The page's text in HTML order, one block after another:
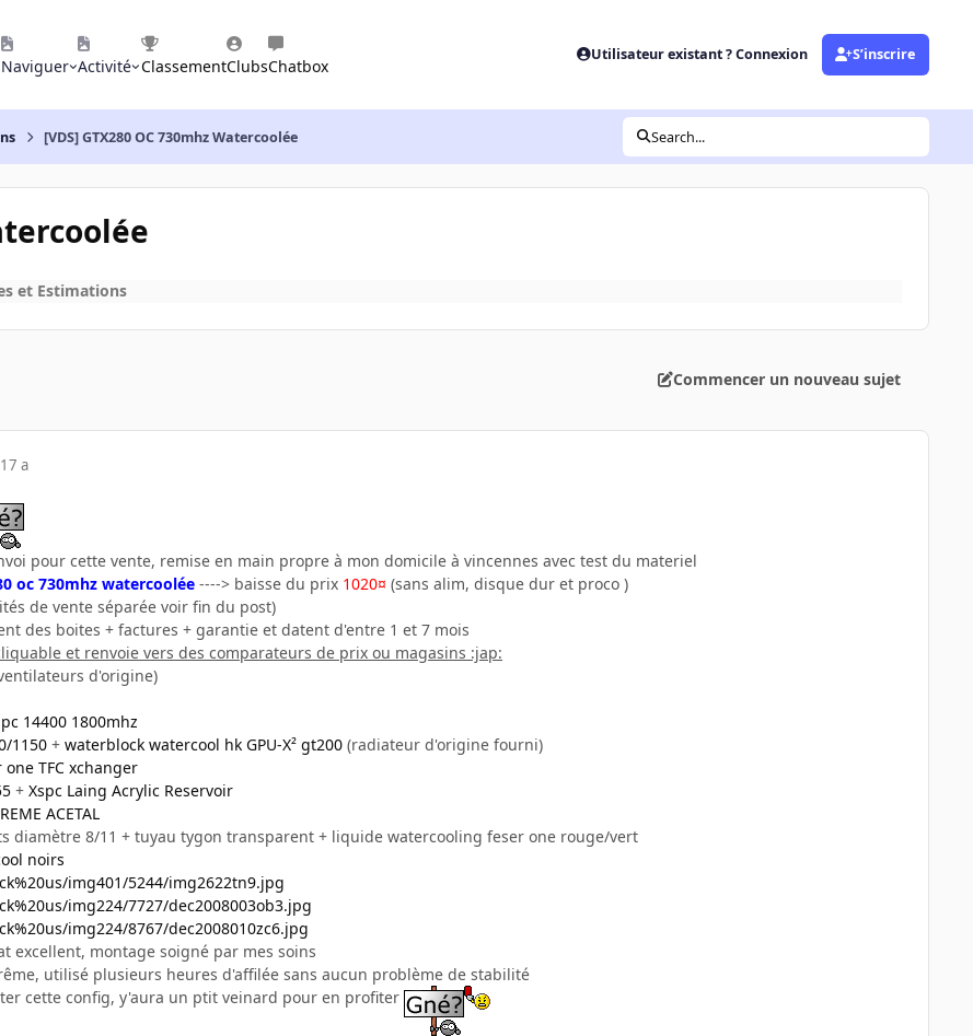
Naviguer Activité ClassementClubsChatbox
Utilisateur existant ? Connexion S’inscrire
[VDS] GTX280 OC 730mhz Watercoolée Search...
et Estimations
Commencer un nouveau sujet
17 a
pour cette vente, remise en main propre à mon domicile à vincennes avec test du materiel
oc 730mhz watercoolée ----> baisse du prix 1020¤ (sans alim, disque dur et proco )
de vente séparée voir fin du post)
des boites + factures + garantie et datent d'entre 1 et 7 mois
et renvoie vers des comparateurs de prix ou magasins :jap:
d'origine)
14400 1800mhz
1150 + waterblock watercool hk GPU-X² gt200 (radiateur d'origine fourni)
TFC xchanger
+ Xspc Laing Acrylic Reservoir
ACETAL
diamètre 8/11 + tuyau tygon transparent + liquide watercooling feser one rouge/vert
noirs
img401/5244/img2622tn9.jpg
img224/7727/dec2008003ob3.jpg
img224/8767/dec2008010zc6.jpg
excellent, montage soigné par mes soins
utilisé plusieurs heures d'affilée sans aucun problème de stabilité
cette config, y'aura un ptit veinard pour en profiter